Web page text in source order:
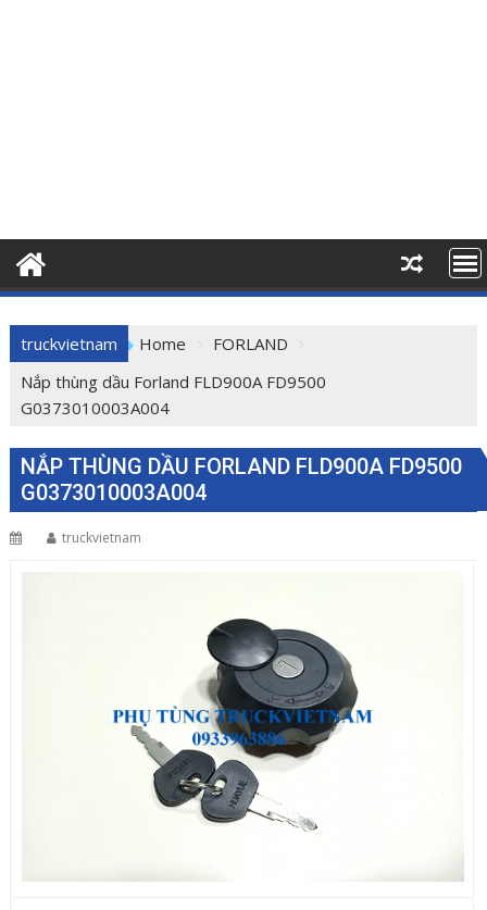
truckvietnam Home
FORLAND
Nắp thùng dầu Forland FLD900A FD9500
G0373010003A004
NẮP THÙNG DẦU FORLAND FLD900A FD9500
G0373010003A004
truckvietnam